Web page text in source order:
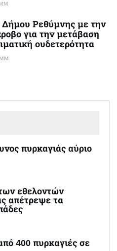
ΜΜ
Δήμου Ρεθύμνης με την
για την μετάβαση
ουδετερότητα
ΜΜ
πυρκαγιάς αύριο
εθελοντών
απέτρεψε τα
400 πυρκαγιές σε